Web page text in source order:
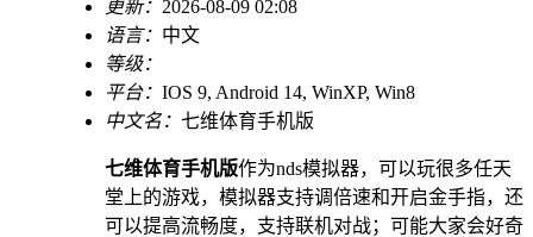
更新： 2026-08-09 02:08
语言： 中文
等级：
平台： IOS 9, Android 14, WinXP, Win8
中文名： 七维体育手机版
七维体育手机版作为nds模拟器，可以玩很多任天
堂上的游戏，模拟器支持调倍速和开启金手指，还
可以提高流畅度，支持联机对战；可能大家会好奇